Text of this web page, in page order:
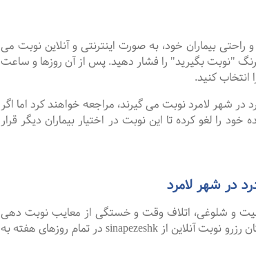
بیماران خود، به صورت اینترنتی و آنلاین نوبت می
"نوبت بگیرید" را فشار دهید. پس از آن روزها و ساعت
انتخاب کنید.
درد در شهر لامرد نوبت می گیرند، مراجعه خواهند کرد اما اگر
را لغو کرده تا این نوبت در اختیار بیماران دیگر قرار
در شهر لامرد
و شلوغی، اتلاف وقت و خستگی از معایب نوبت دهی
سنتی بوده که پیشرفت علم و تکنولوژی و نوبت دهی اینترنتی این مشکل را برطرف کرده است. امکان رزرو نوبت آنلاین از sinapezeshk در تمام روزهای هفته به